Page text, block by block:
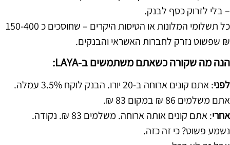
– בלי לזרוק כסף לבנק.
כל תשלומי המלונות או הטיסות היקרים – שחוסכים כ 150-400
₪ שפשוט נזרק לחברות האשראי והבנקים.
הנה מה שקורה כשאתם משתמשים ב-LAYA:
לפני
: אתם קונים ארוחה ב-20 יורו. הבנק לוקח 3.5% עמלה.
אתם משלמים 86 ₪ במקום 83 ₪.
אחרי: אתם קונים אותה ארוחה. משלמים 83 ₪. נקודה.
נשמע פשוט? כי זה כזה.